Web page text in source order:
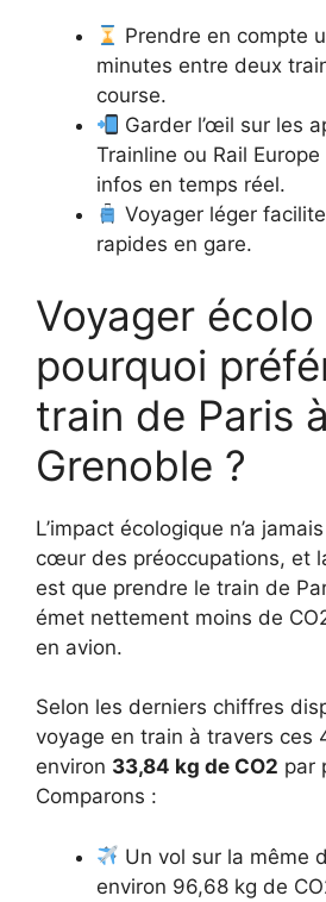
Prendre en compte
minutes entre deux
course.
Garder l’œil sur les
Trainline ou Rail
infos en temps réel.
Voyager léger
rapides en gare.
Voyager écolo
pourquoi
train de Paris à
Grenoble ?
L’impact écologique n’a
cœur des préoccupations, et
est que prendre le train de
émet nettement moins de
en avion.
Selon les derniers chiffres
voyage en train à travers ces
environ 33,84 kg de CO2 par
Comparons :
Un vol sur la même
environ 96,68 kg de